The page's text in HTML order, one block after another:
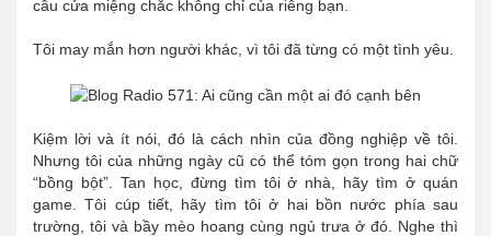
câu cửa miệng chắc không chỉ của riêng bạn.
Tôi may mắn hơn người khác, vì tôi đã từng có một tình yêu.
Kiệm lời và ít nói, đó là cách nhìn của đồng nghiệp về tôi.
Nhưng tôi của những ngày cũ có thể tóm gọn trong hai chữ
“bồng bột”. Tan học, đừng tìm tôi ở nhà, hãy tìm ở quán
game. Tôi cúp tiết, hãy tìm tôi ở hai bồn nước phía sau
trường, tôi và bầy mèo hoang cùng ngủ trưa ở đó. Nghe thì